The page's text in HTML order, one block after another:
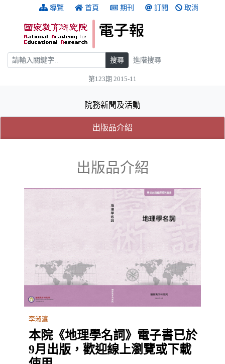
跳到主要內容 導覽 首頁 期刊 訂閱 取消
搜尋 搜尋 進階搜尋
第123期 2015-11
院務新聞及活動
出版品介紹
出版品介紹
李淑瀛
本院《地理學名詞》電子書已於
9月出版，歡迎線上瀏覽或下載